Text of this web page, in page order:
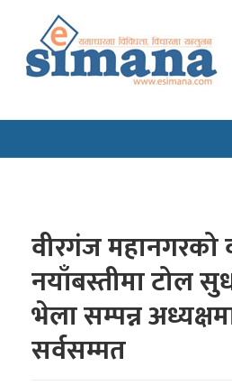
वीरगंज महानगरको
नयाँबस्तीमा टोल
भेला सम्पन्न
सर्वसम्मत